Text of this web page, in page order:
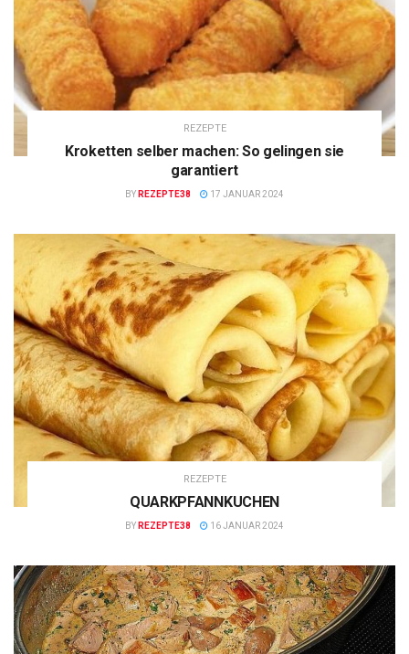
REZEPTE
Kroketten selber machen: So gelingen sie
garantiert
BY REZEPTE38 17 JANUAR 2024
REZEPTE
QUARKPFANNKUCHEN
BY REZEPTE38 16 JANUAR 2024